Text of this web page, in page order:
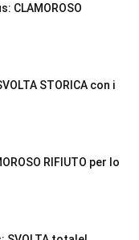
CLAMOROSO
STORICA con i
RIFIUTO per lo